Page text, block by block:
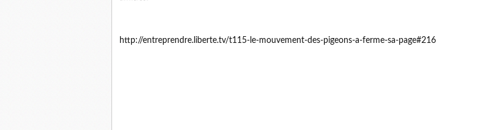
http://entreprendre.liberte.tv/t115-le-mouvement-des-pigeons-a-ferme-sa-page#216